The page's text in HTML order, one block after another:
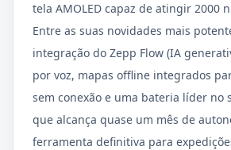
tela AMOLED capaz de atingir 2000
Entre as suas novidades mais
integração do Zepp Flow (IA
por voz, mapas offline integrados
sem conexão e uma bateria líder no
que alcança quase um mês de
ferramenta definitiva para